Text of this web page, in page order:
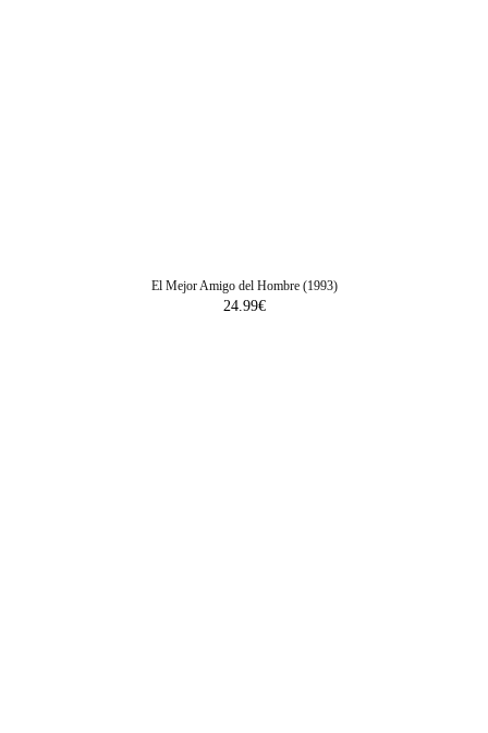
El Mejor Amigo del Hombre (1993)
24.99€